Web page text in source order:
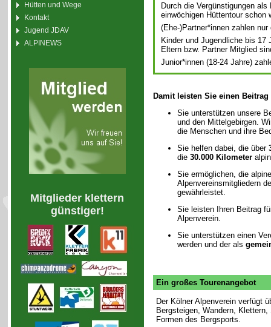
Hütten und Wege
Kontakt
Jugend JDAV
ALPINEWS
Mitglieder klettern
günstiger!
Durch die Vergünstigungen
einwöchigen Hüttentour schon
(Ehe-)Partner*innen zahlen
Kinder und Jugendliche bis 17
Eltern bzw. Partner Mitglied
Junior*innen (18-24 Jahre)
Damit leisten Sie einen
Sie unterstützen unsere
und den Mittelgebirgen.
die Menschen und ihre
Sie helfen dabei, die über
die 30.000 Kilometer
Sie ermöglichen, die
Alpenvereinsmitgliedern
gewährleistet.
Sie leisten Ihren Beitrag
Alpenverein.
Sie unterstützen einen
werden und der als
Ein großes Tourenangebot
Der Kölner Alpenverein verfügt
Bergsteigen, Wandern,
Formen des Bergsports.